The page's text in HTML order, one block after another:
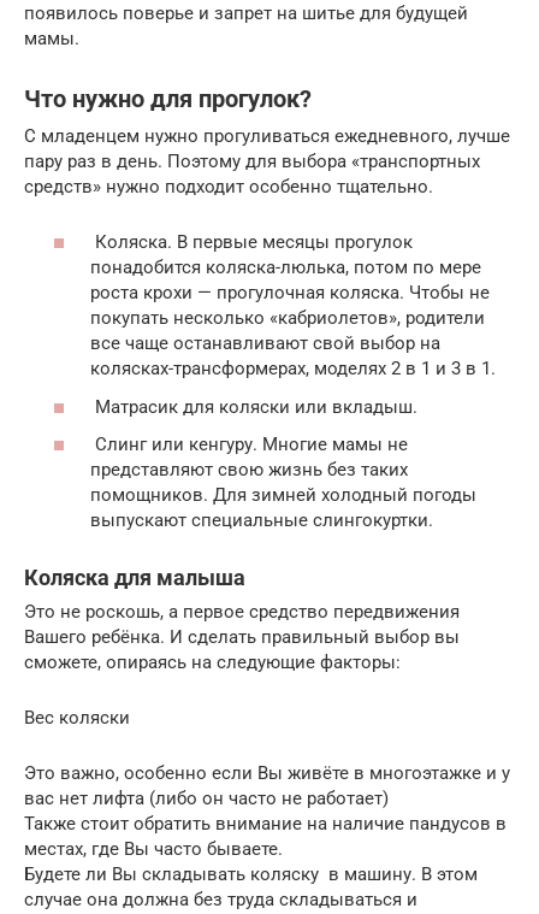
появилось поверье и запрет на шитье для будущей
мамы.
Что нужно для прогулок?
С младенцем нужно прогуливаться ежедневного, лучше
пару раз в день. Поэтому для выбора «транспортных
средств» нужно подходит особенно тщательно.
Коляска. В первые месяцы прогулок
понадобится коляска-люлька, потом по мере
роста крохи — прогулочная коляска. Чтобы не
покупать несколько «кабриолетов», родители
все чаще останавливают свой выбор на
колясках-трансформерах, моделях 2 в 1 и 3 в 1.
Матрасик для коляски или вкладыш.
Слинг или кенгуру. Многие мамы не
представляют свою жизнь без таких
помощников. Для зимней холодный погоды
выпускают специальные слингокуртки.
Коляска для малыша
Это не роскошь, а первое средство передвижения
Вашего ребёнка. И сделать правильный выбор вы
сможете, опираясь на следующие факторы:
Вес коляски
Это важно, особенно если Вы живёте в многоэтажке и у
вас нет лифта (либо он часто не работает)
Также стоит обратить внимание на наличие пандусов в
местах, где Вы часто бываете.
Будете ли Вы складывать коляску в машину. В этом
случае она должна без труда складываться и